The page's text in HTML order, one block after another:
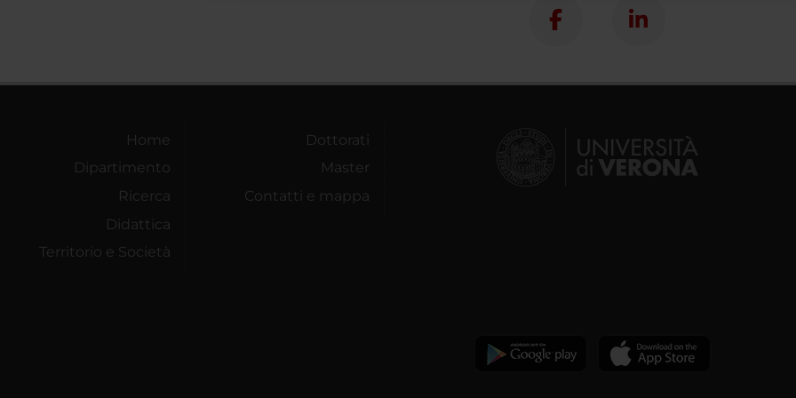
Home
Dipartimento
Ricerca
Didattica
Territorio e Società
Dottorati
Master
Contatti e mappa